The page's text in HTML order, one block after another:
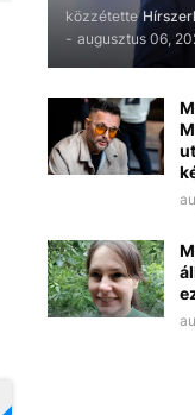
közzétette
- augusztus 06,